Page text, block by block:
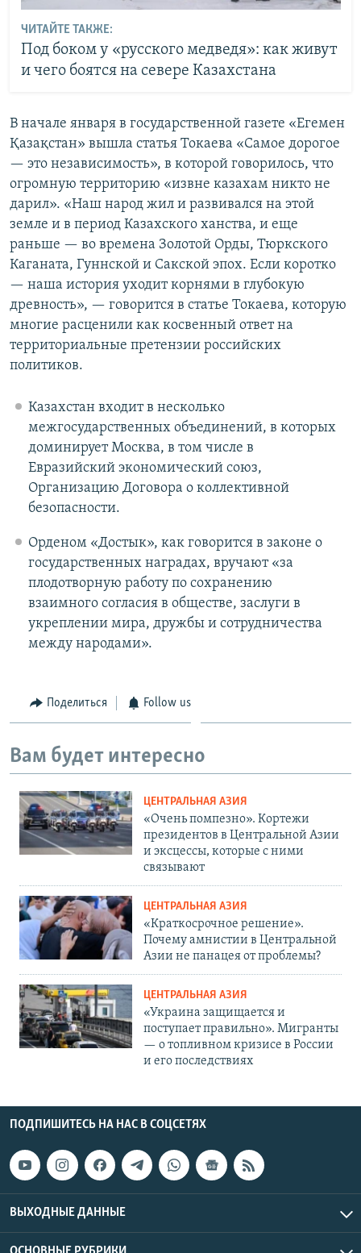
ЧИТАЙТЕ ТАКЖЕ:
Под боком у «русского медведя»: как живут
и чего боятся на севере Казахстана
В начале января в государственной газете «Егемен
Қазақстан» вышла статья Токаева «Самое дорогое
— это независимость», в которой говорилось, что
огромную территорию «извне казахам никто не
дарил». «Наш народ жил и развивался на этой
земле и в период Казахского ханства, и еще
раньше — во времена Золотой Орды, Тюркского
Каганата, Гуннской и Сакской эпох. Если коротко
— наша история уходит корнями в глубокую
древность», — говорится в статье Токаева, которую
многие расценили как косвенный ответ на
территориальные претензии российских
политиков.
Казахстан входит в несколько
межгосударственных объединений, в которых
доминирует Москва, в том числе в
Евразийский экономический союз,
Организацию Договора о коллективной
безопасности.
Орденом «Достык», как говорится в законе о
государственных наградах, вручают «за
плодотворную работу по сохранению
взаимного согласия в обществе, заслуги в
укреплении мира, дружбы и сотрудничества
между народами».
Поделиться Follow us
Вам будет интересно
ЦЕНТРАЛЬНАЯ АЗИЯ
«Очень помпезно». Кортежи
президентов в Центральной Азии
и эксцессы, которые с ними
связывают
ЦЕНТРАЛЬНАЯ АЗИЯ
«Краткосрочное решение».
Почему амнистии в Центральной
Азии не панацея от проблемы?
ЦЕНТРАЛЬНАЯ АЗИЯ
«Украина защищается и
поступает правильно». Мигранты
— о топливном кризисе в России
и его последствиях
ПОДПИШИТЕСЬ НА НАС В СОЦСЕТЯХ
ВЫХОДНЫЕ ДАННЫЕ